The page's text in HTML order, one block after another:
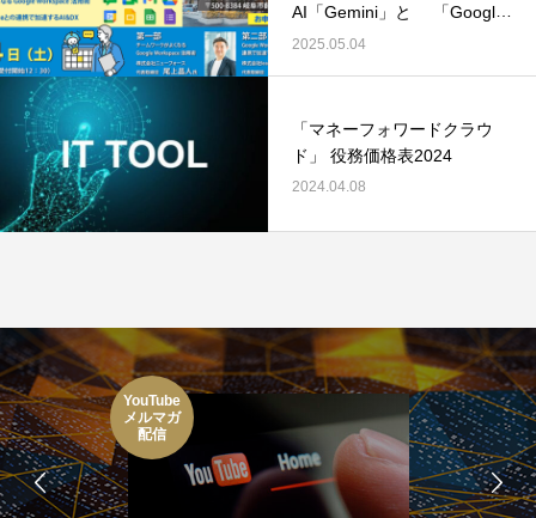
AI「Gemini」と 「Google
Workspace」の連携活用法
2025.05.04
「マネーフォワードクラウ
ド」 役務価格表2024
2024.04.08
YouTube
メルマガ
配信